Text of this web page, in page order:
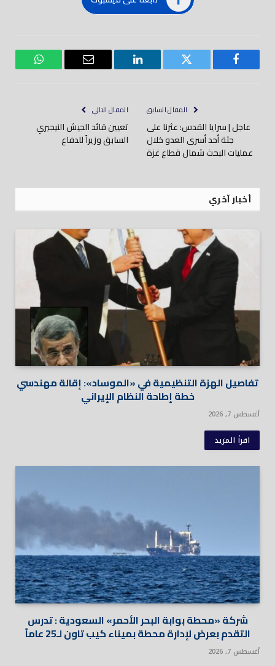
فيسبوك تويتر لينكدود
بريد
واتساب
المقال السابق
عاجل | سرايا القدس: عثرنا على
جثة أحد أسرى العدو خلال
عمليات البحث شمال قطاع غزة
المقال التالي
تعيين قائد الجيش النيجيري
السابق وزيراً للدفاع
أخبار آخري
تفاصيل الهزة التنظيمية في «الموساد»: إقالة مهندسي
خطة إطاحة النظام الإيراني
أغسطس 7, 2026
اقرأ المزيد
شركة «محطة بوابة البحر الأحمر» السعودية : تدرس
التقدم بعرض لإدارة محطة بميناء كيب تاون لـ25 عاماً
أغسطس 7, 2026